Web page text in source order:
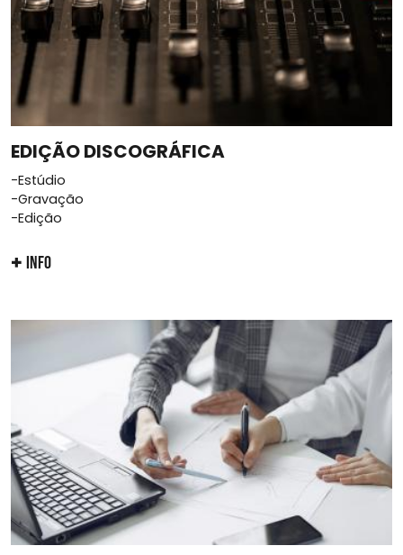
EDIÇÃO DISCOGRÁFICA
-Estúdio
-Gravação
-Edição
INFO